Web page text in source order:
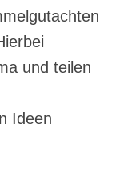
und teilen
Ideen